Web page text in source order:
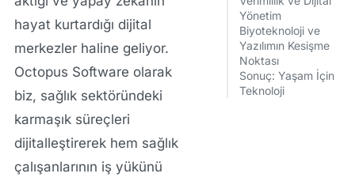
Yönetim
Biyoteknoloji ve
Yazılımın Kesişme
Noktası
Sonuç: Yaşam İçin
Teknoloji
hayat kurtardığı dijital
merkezler haline geliyor.
Octopus Software olarak
biz, sağlık sektöründeki
karmaşık süreçleri
dijitalleştirerek hem sağlık
çalışanlarının iş yükünü